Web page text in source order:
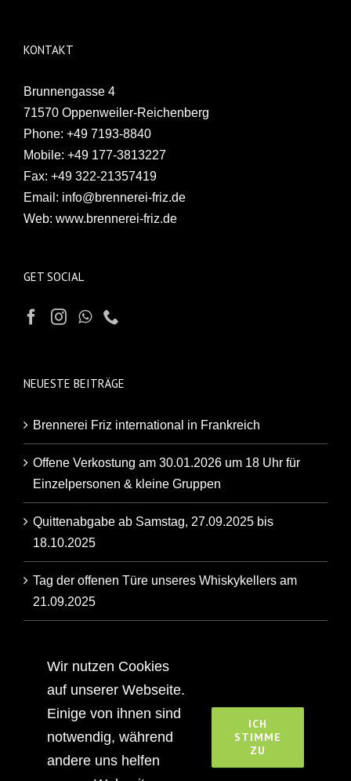
KONTAKT
Brunnengasse 4
71570 Oppenweiler-Reichenberg
Phone: +49 7193-8840
Mobile: +49 177-3813227
Fax: +49 322-21357419
Email: info@brennerei-friz.de
Web: www.brennerei-friz.de
GET SOCIAL
NEUESTE BEITRÄGE
Brennerei Friz international in Frankreich
Offene Verkostung am 30.01.2026 um 18 Uhr für
Einzelpersonen & kleine Gruppen
Quittenabgabe ab Samstag, 27.09.2025 bis
18.10.2025
Tag der offenen Türe unseres Whiskykellers am
21.09.2025
Familienbrennerei
Wir nutzen Cookies
auf unserer Webseite.
Einige von ihnen sind
notwendig, während
andere uns helfen
ICH
STIMME
ZU